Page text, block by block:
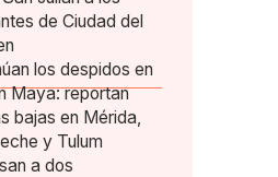
de Ciudad del
los despidos en
Maya: reportan
bajas en Mérida,
y Tulum
a dos